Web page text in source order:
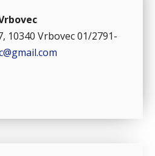
10340 Vrbovec01/2791-